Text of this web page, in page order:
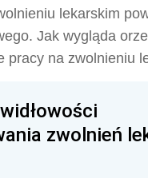
lekarskim
Jak wygląda
pracy na zwolnieniu
zwolnień